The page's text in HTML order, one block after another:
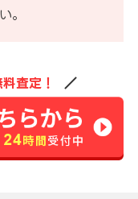
。
査定！